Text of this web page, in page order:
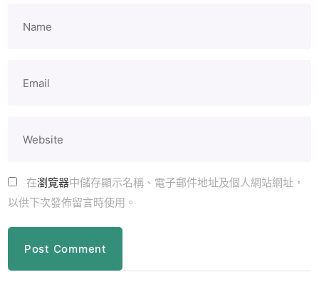
在瀏覽器中儲存顯示名稱、電子郵件地址及個人網站網址，
以供下次發佈留言時使用。